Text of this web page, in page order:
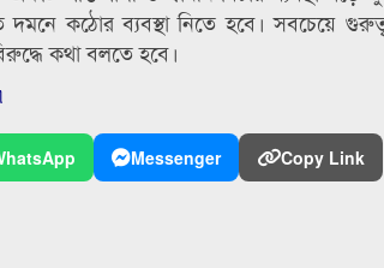
দমনে কঠোর ব্যবস্থা নিতে হবে। সবচেয়ে
কথা বলতে হবে।
Messenger Copy Link